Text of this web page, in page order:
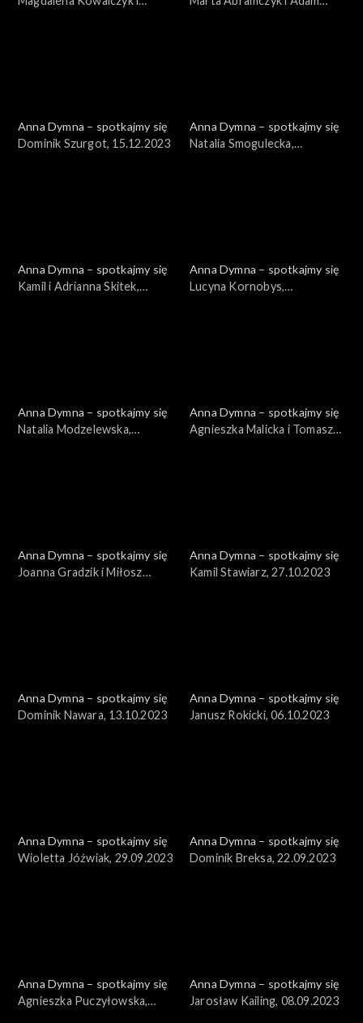
Anna Dymna – spotkajmy się
Dominik Szurgot, 15.12.2023
Anna Dymna – spotkajmy się
Natalia Smogulecka,
Anna Dymna – spotkajmy się
Kamil i Adrianna Skitek,
Anna Dymna – spotkajmy się
Lucyna Kornobys,
Anna Dymna – spotkajmy się
Natalia Modzelewska,
Anna Dymna – spotkajmy się
Agnieszka Malicka i Tomasz
Anna Dymna – spotkajmy się
Joanna Gradzik i Miłosz
Anna Dymna – spotkajmy się
Kamil Stawiarz, 27.10.2023
Anna Dymna – spotkajmy się
Dominik Nawara, 13.10.2023
Anna Dymna – spotkajmy się
Janusz Rokicki, 06.10.2023
Anna Dymna – spotkajmy się
Wioletta Jóźwiak, 29.09.2023
Anna Dymna – spotkajmy się
Dominik Breksa, 22.09.2023
Anna Dymna – spotkajmy się
Agnieszka Puczyłowska,
Anna Dymna – spotkajmy się
Jarosław Kailing, 08.09.2023